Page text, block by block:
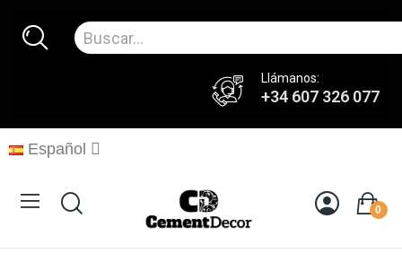
Llámanos:
+34 607 326 077
Español
0